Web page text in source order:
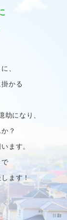
、
かる
劫になり、
？
ます。
ます！